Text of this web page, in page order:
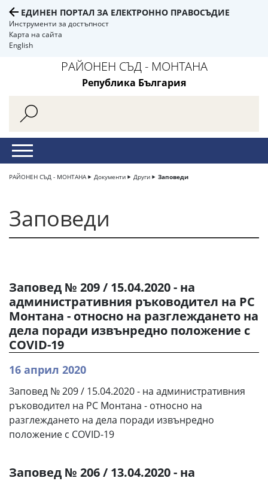
ЕДИНЕН ПОРТАЛ ЗА ЕЛЕКТРОННО ПРАВОСЪДИЕ
Инструменти за достъпност
Карта на сайта
English
РАЙОНЕН СЪД - МОНТАНА
Република България
РАЙОНЕН СЪД - МОНТАНА Документи Други Заповеди
Заповеди
Заповед № 209 / 15.04.2020 - на
административния ръководител на РС
Монтана - относно на разглеждането на
дела поради извънредно положениe с
COVID-19
16 април 2020
Заповед № 209 / 15.04.2020 - на административния
ръководител на РС Монтана - относно на
разглеждането на дела поради извънредно
положениe с COVID-19
Заповед № 206 / 13.04.2020 - на